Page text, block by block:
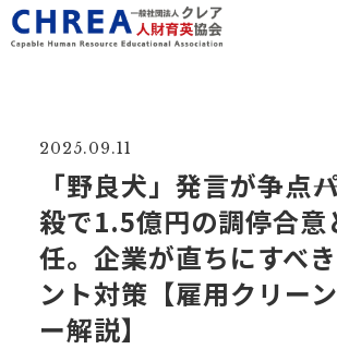
2025.09.11
「野良犬」発言が争点――
殺で1.5億円の調停合意
任。企業が直ちにすべ
ント対策【雇用クリー
ー解説】